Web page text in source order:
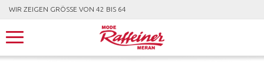
WIR ZEIGEN GRÖSSE VON 42 BIS 64